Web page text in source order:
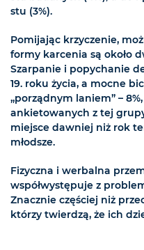
stu (3%).
Pomijając krzyczenie,
formy karcenia są około
Szarpanie i popychanie
19. roku życia, a mocne
„porządnym laniem” –
ankietowanych z tej
miejsce dawniej niż rok
młodsze.
Fizyczna i werbalna
współwystępuje z
Znacznie częściej niż
którzy twierdzą, że ich